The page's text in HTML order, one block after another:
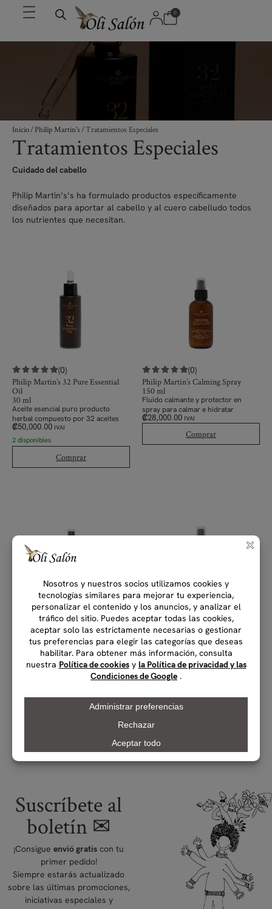
0
Inicio/Philip Martin's/ Tratamientos Especiales
Tratamientos Especiales
Cuidado del cabello
Philip Martin’s’s ha formulado productos específicamente
diseñados para aportar al cabello y al cuero cabelludo todos
los nutrientes que necesitan.
(0)
Philip Martin’s 32 Pure Essential
Oil
30 ml
Aceite esencial puro producto
herbal compuesto por 32 aceites
₡50,000.00 IVAI
2 disponibles
Comprar
(0)
Philip Martin’s Calming Spray
150 ml
Fluido calmante y protector en
spray para calmar e hidratar
₡28,000.00 IVAI
Comprar
(0)
Philip Martin’s Scalp Nutriment
Spray
100 ml
Spray nutritivo para el cuero
cabelludo tratamiento adyuvante
Comprar
(0)
Philip Martin’s Sea Salt Spray
150 ml
Spray de sal marina
Fluido
equilibrante para el cabello y el
cuero cabelludo
₡28,000.00
Suscríbete al
boletín ✉
¡Consigueenvió gratis con tu
primer pedido!
Siempre estarás actualizado
sobre las últimas promociones,
iniciativas especiales y